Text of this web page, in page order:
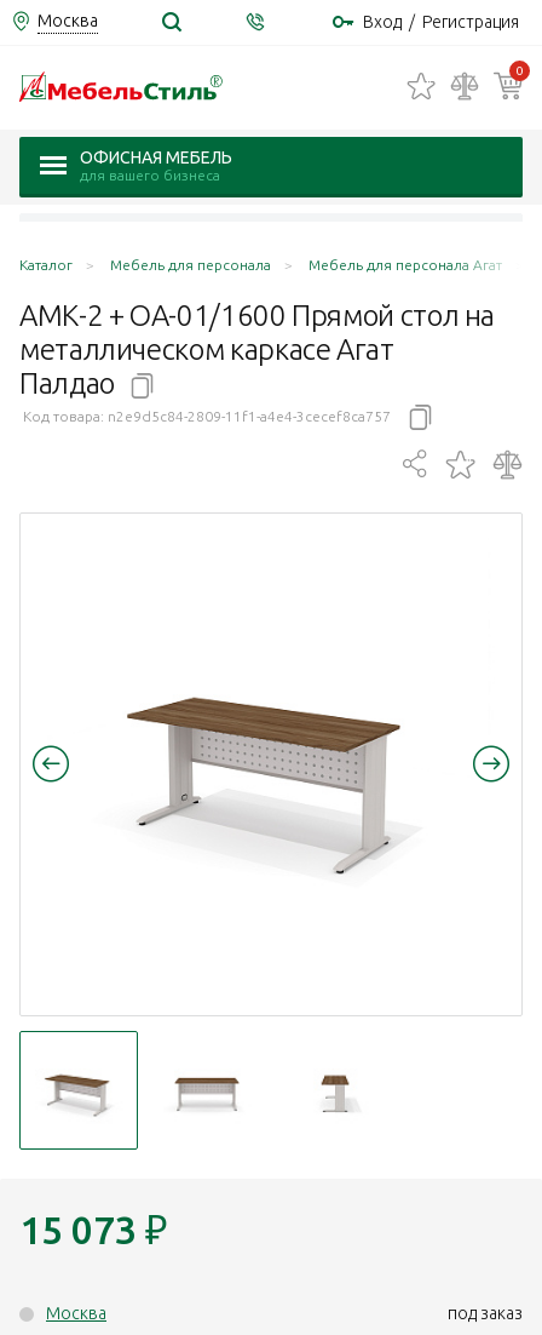
Москва Вход / Регистрация
0
ОФИСНАЯ МЕБЕЛЬ
для вашего бизнеса
Каталог Мебель для персонала Мебель для персонала Агат
АМК-2 + ОА-01/1600 Прямой стол на
металлическом каркасе Агат
Палдао
Код товара: n2e9d5c84-2809-11f1-a4e4-3cecef8ca757
15 073 ₽
Москва
под заказ